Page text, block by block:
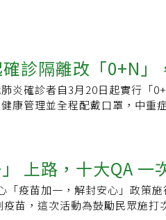
診隔離改「0+N」
炎確診者自3月20日起實行「
康管理並全程配戴口罩，中重
自主健康管理，確診期間若需外
而中重症確診者需須通報、儘
解封新制重點。Ｑ１：若快篩
什麼？Ａ：指揮中心表示，若
出，若要外出全程配戴口罩。無
上路，十大QA 一
禮券
「疫苗加一，解封安心」政策
苗，這次活動為鼓勵民眾施打